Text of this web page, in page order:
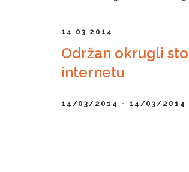
14 03 2014
Održan okrugli
internetu
14/03/2014 - 14/03/2014